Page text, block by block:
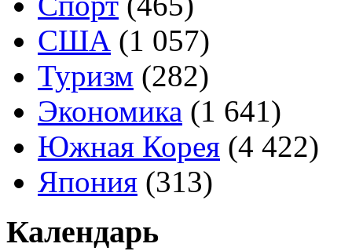
США (1 057)
Туризм (282)
Экономика (1 641)
Южная Корея (4 422)
Япония (313)
Календарь